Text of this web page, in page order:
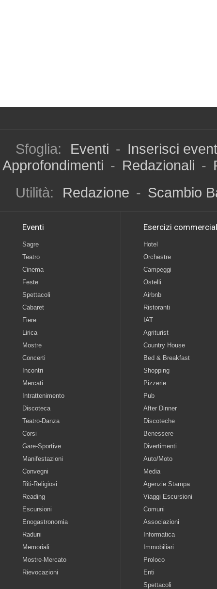
Sfoglia: Eventi - Inserisci
Approfondimenti - Redazionali -
Utilità:
Redazione - Scambio
Eventi
Sagre
Teatro
Cinema
Feste
Spettacoli
Cabaret
Fiere
Lirica
Mostre
Concerti
Incontri
Mercati
Intrattenimento
Discoteca
Teatro-Danza
Corsi
Gare-Sportive
Manifestazioni
Convegni
Riti-Religiosi
Reading
Escursioni
Enogastronomia
Raduni
Memoriali
Mostre-Mercato
Rievocazioni
Esercizi
Hotel
Orchestre
Campeggi
Ostelli
Airbnb
Ristoranti
IAT
Agriturist
Country House
Bed & Breakfast
Shopping
Pizzerie
Pub
After Dinner
Discoteche
Benessere
Divertimenti
Auto/Moto
Media
Agenzie Stampa
Viaggi Escursioni
Comuni
Associazioni
Informatica
Immobiliari
Proloco
Enti
Spettacoli